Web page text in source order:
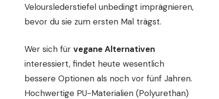
Velourslederstiefel unbedingt imprägnieren,
bevor du sie zum ersten Mal trägst.
Wer sich für vegane Alternativen
interessiert, findet heute wesentlich
bessere Optionen als noch vor fünf Jahren.
Hochwertige PU-Materialien (Polyurethan)